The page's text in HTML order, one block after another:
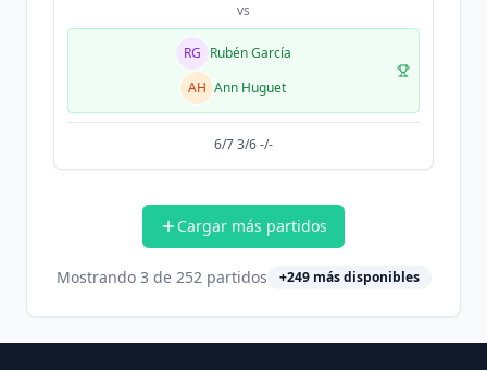
vs
RG Rubén García
AH Ann Huguet
6/7 3/6 -/-
Cargar más partidos
Mostrando 3 de 252partidos +249más disponibles